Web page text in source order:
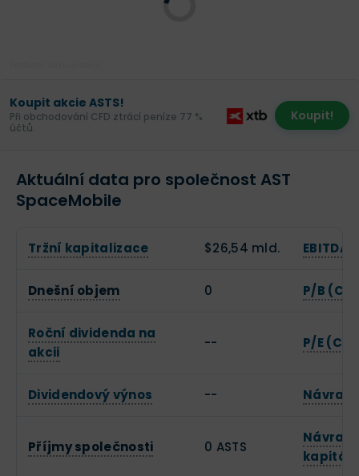
Koupit akcie ASTS!
Při obchodování CFD ztrácí peníze 77 %
účtů.
Koupit!
Aktuální data pro společnost AST
SpaceMobile
Tržní kapitalizace $26,54 mld. EBITDA
Dnešní objem 0 P/B
Roční dividenda na
akcii
-- P/E
Dividendový výnos --
Příjmy společnosti 0 ASTS